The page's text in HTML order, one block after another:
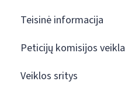
Teisinė informacija
Peticijų komisijos veikla
Veiklos sritys